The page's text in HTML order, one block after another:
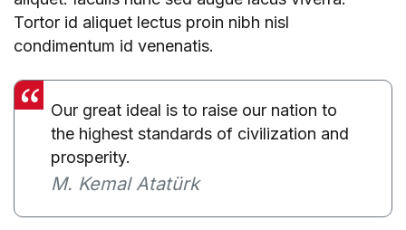
Tortor id aliquet lectus proin nibh nisl
condimentum id venenatis.
Our great ideal is to raise our nation to
the highest standards of civilization and
prosperity.
M. Kemal Atatürk